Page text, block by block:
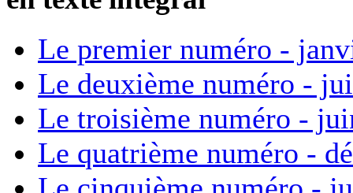
Le premier numéro -
Le deuxième numéro -
Le troisième numéro -
Le quatrième numéro -